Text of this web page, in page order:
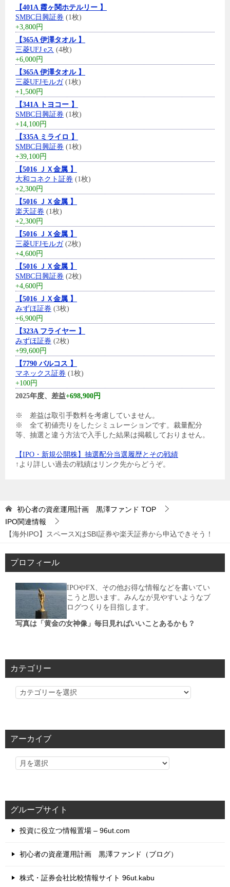
【401A 霞ヶ関ホテルリー 】
SMBC日興証券 (1枚)
+3,800円
【365A 伊澤タオル 】
三菱UFJ eス (4枚)
+6,000円
【365A 伊澤タオル 】
三菱UFJモルガ(1枚)
+1,500円
【341A トヨコー 】
SMBC日興証券 (1枚)
+14,100円
【335A ミライロ 】
SMBC日興証券 (1枚)
+39,100円
【5016 ＪＸ金属 】
大和コネクト証券 (1枚)
+2,300円
【5016 ＪＸ金属 】
楽天証券 (1枚)
+2,300円
【5016 ＪＸ金属 】
三菱UFJモルガ(2枚)
+4,600円
【5016 ＪＸ金属 】
SMBC日興証券 (2枚)
+4,600円
【5016 ＪＸ金属 】
みずほ証券 (3枚)
+6,900円
【323A フライヤー 】
みずほ証券 (2枚)
+99,600円
【7790 バルコス 】
マネックス証券 (1枚)
+100円
2025年度、差益+698,900円
※ 差益は取引手数料を考慮していません。
※ 全て初値売りをしたシミュレーションです。裁量配分
等、抽選と違う方法で入手した結果は掲載しておりません。
【IPO・新規公開株】抽選配分当選履歴とその戦績
↑より詳しい過去の戦績はリンク先からどうぞ。
初心者の資産運用計画 黒澤ファンド TOP
IPO関連情報
【海外IPO】スペースXはSBI証券や楽天証券から申込できそう！
プロフィール
IPOやFX、その他お得な情報などを書いてい
こうと思います。みんなが見やすいようなブ
ログつくりを目指します。
写真は「黄金の女神像」毎日見ればいいことあるかも？
カテゴリー
カ
リ
アーカイブ
グループサイト
投資に役立つ情報置場 – 96ut.com
初心者の資産運用計画 黒澤ファンド（ブログ）
株式・証券会社比較情報サイト 96ut.kabu